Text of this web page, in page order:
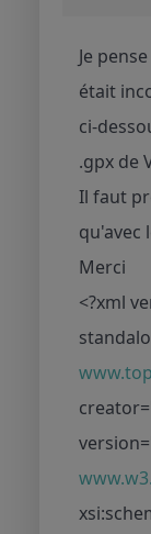
Je
était
ci-
.gpx de
Il faut
qu'avec
Merci
<?xml